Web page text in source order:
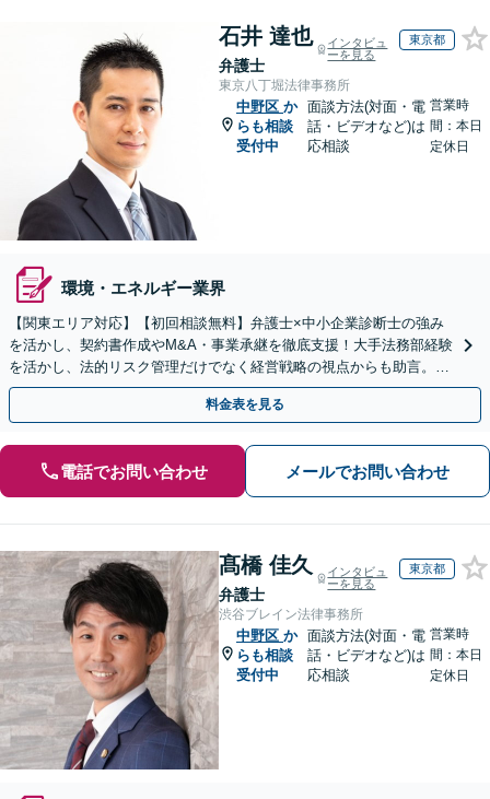
石井 達也
弁護士
インタビュ
ーを見る
東京都
東京八丁堀法律事務所
中野区 か
らも相談
受付中
面談方法(対面・電
話・ビデオなど)は
応相談
営業時
間：本日
定休日
環境・エネルギー業界
【関東エリア対応】【初回相談無料】弁護士×中小企業診断士の強み
を活かし、契約書作成やM&A・事業承継を徹底支援！大手法務部経験
を活かし、法的リスク管理だけでなく経営戦略の視点からも助言。攻
めと守りの法務で、企業のさらなる成長に貢献します。
料金表を見る
電話でお問い合わせ メールでお問い合わせ
髙橋 佳久
弁護士
インタビュ
ーを見る
東京都
渋谷ブレイン法律事務所
中野区 か
らも相談
受付中
面談方法(対面・電
話・ビデオなど)は
応相談
営業時
間：本日
定休日